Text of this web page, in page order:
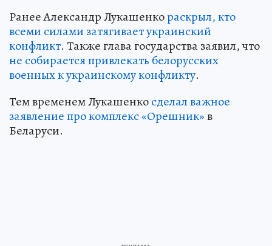
Ранее Александр Лукашенкораскрыл, кто
всеми силами затягивает украинский
конфликт. Также глава государства заявил, что
не собирается привлекать белорусских
военных к украинскому конфликту.
Тем временем Лукашенкосделал важное
заявление про комплекс «Орешник»в
Беларуси.